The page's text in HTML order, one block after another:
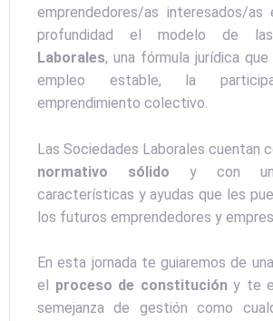
emprendedores/as interesados/as
profundidad el modelo de
Laborales, una fórmula jurídica
empleo estable, la
emprendimiento colectivo.
Las Sociedades Laborales cuentan
normativo sólido y con
características y ayudas que les
los futuros emprendedores y
En esta jornada te guiaremos de
el proceso de constitucióny te
semejanza de gestión como